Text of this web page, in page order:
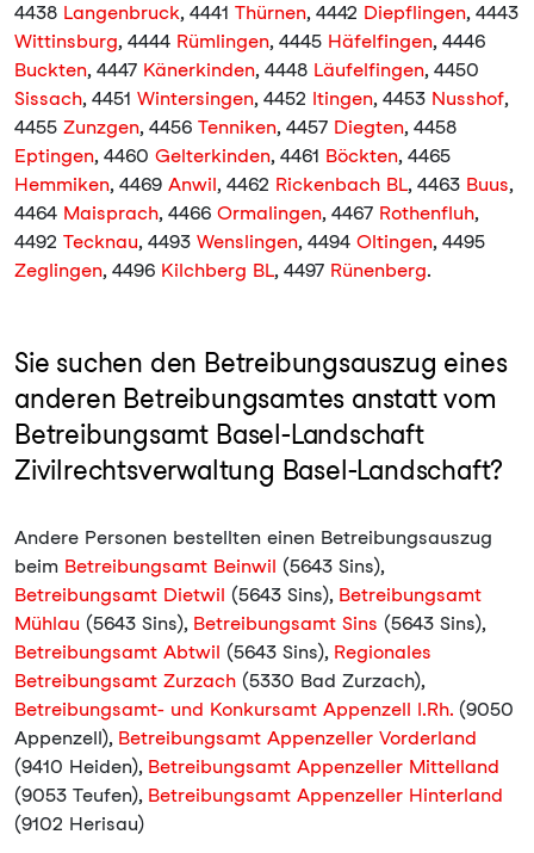
4438 Langenbruck, 4441 Thürnen, 4442 Diepflingen, 4443
Wittinsburg, 4444 Rümlingen, 4445 Häfelfingen, 4446
Buckten, 4447 Känerkinden, 4448 Läufelfingen, 4450
Sissach, 4451 Wintersingen, 4452 Itingen, 4453 Nusshof,
4455 Zunzgen, 4456 Tenniken, 4457 Diegten, 4458
Eptingen, 4460 Gelterkinden, 4461 Böckten, 4465
Hemmiken, 4469 Anwil, 4462 Rickenbach BL, 4463 Buus,
4464 Maisprach, 4466 Ormalingen, 4467 Rothenfluh,
4492 Tecknau, 4493 Wenslingen, 4494 Oltingen, 4495
Zeglingen, 4496 Kilchberg BL, 4497 Rünenberg.
Sie suchen den Betreibungsauszug eines
anderen Betreibungsamtes anstatt vom
Betreibungsamt Basel-Landschaft
Zivilrechtsverwaltung Basel-Landschaft?
Andere Personen bestellten einen Betreibungsauszug
beim Betreibungsamt Beinwil (5643 Sins),
Betreibungsamt Dietwil (5643 Sins), Betreibungsamt
Mühlau (5643 Sins), Betreibungsamt Sins (5643 Sins),
Betreibungsamt Abtwil (5643 Sins), Regionales
Betreibungsamt Zurzach (5330 Bad Zurzach),
Betreibungsamt- und Konkursamt Appenzell I.Rh. (9050
Appenzell), Betreibungsamt Appenzeller Vorderland
(9410 Heiden), Betreibungsamt Appenzeller Mittelland
(9053 Teufen), Betreibungsamt Appenzeller Hinterland
(9102 Herisau)